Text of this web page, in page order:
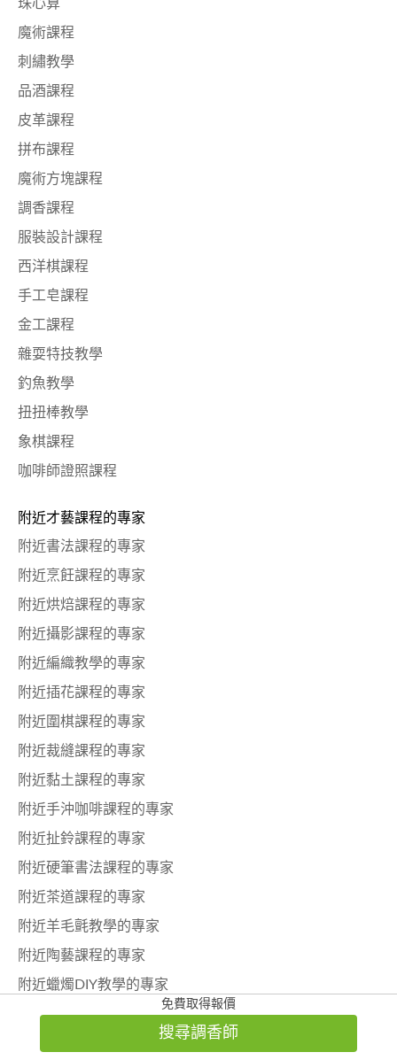
珠心算
魔術課程
刺繡教學
品酒課程
皮革課程
拼布課程
魔術方塊課程
調香課程
服裝設計課程
西洋棋課程
手工皂課程
金工課程
雜耍特技教學
釣魚教學
扭扭棒教學
象棋課程
咖啡師證照課程
附近才藝課程的專家
附近書法課程的專家
附近烹飪課程的專家
附近烘焙課程的專家
附近攝影課程的專家
附近編織教學的專家
附近插花課程的專家
附近圍棋課程的專家
附近裁縫課程的專家
附近黏土課程的專家
附近手沖咖啡課程的專家
附近扯鈴課程的專家
附近硬筆書法課程的專家
附近茶道課程的專家
附近羊毛氈教學的專家
附近陶藝課程的專家
附近蠟燭DIY教學的專家
附近珠心算的專家
免費取得報價
搜尋調香師